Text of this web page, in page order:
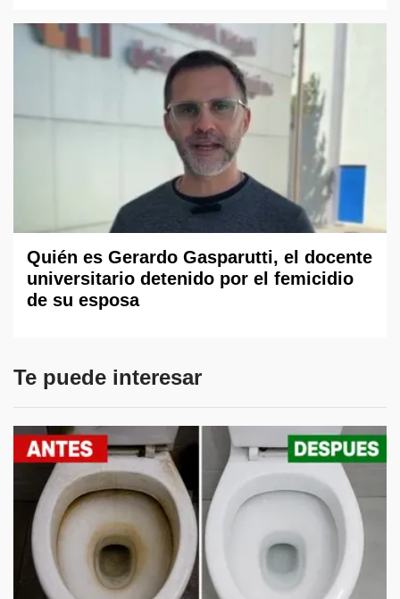
Quién es Gerardo Gasparutti, el docente
universitario detenido por el femicidio
de su esposa
Te puede interesar